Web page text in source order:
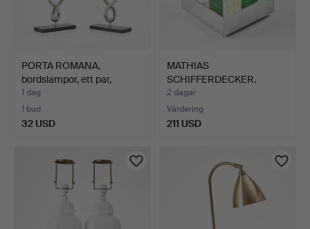
PORTA ROMANA,
bordslampor, ett par,
modell…
1 dag
1 bud
32 USD
MATHIAS
SCHIFFERDECKER.
Bordslampa "Cubeli…
2 dagar
Värdering
211 USD